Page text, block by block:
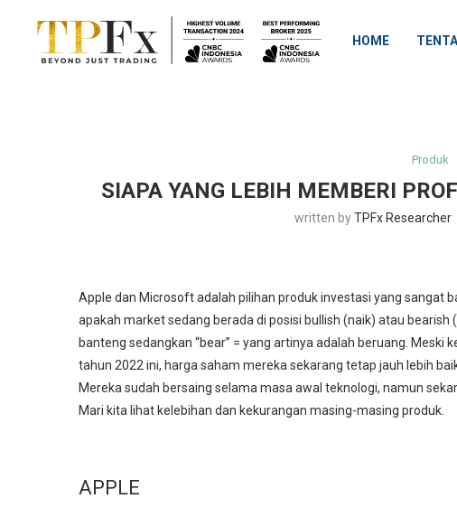
HOME
Produk
SIAPA YANG LEBIH MEMBERI
written byTPFx Researcher
Apple dan Microsoft adalah pilihan produk investasi yang sangat
apakah market sedang berada di posisi bullish (naik) atau bearish
banteng sedangkan “bear” = yang artinya adalah beruang.
tahun 2022 ini, harga saham mereka sekarang tetap jauh lebih
Mereka sudah bersaing selama masa awal teknologi, namun
Mari kita lihat kelebihan dan kekurangan masing-masing produk.
APPLE